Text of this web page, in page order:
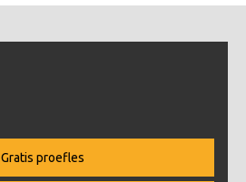
Gratis proefles